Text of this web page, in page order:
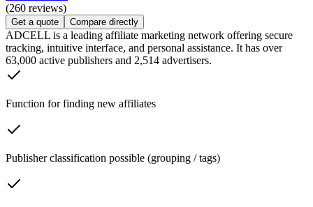
(260 reviews)
Get a quote Compare directly
ADCELL is a leading affiliate marketing network offering secure
tracking, intuitive interface, and personal assistance. It has over
63,000 active publishers and 2,514 advertisers.
Function for finding new affiliates
Publisher classification possible (grouping / tags)